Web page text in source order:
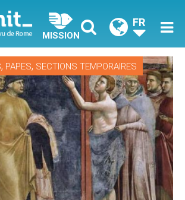
MISSION
FR
, PAPES, SECTIONS TEMPORAIRES